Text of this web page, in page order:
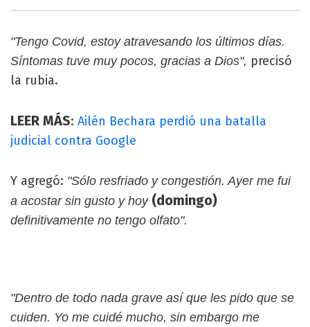
"Tengo Covid, estoy atravesando los últimos días.
Síntomas tuve muy pocos, gracias a Dios", precisó
la rubia.
LEER MÁS: Ailén Bechara perdió una batalla
judicial contra Google
Y agregó: "Sólo resfriado y congestión. Ayer me fui
a acostar sin gusto y hoy (domingo)
definitivamente no tengo olfato".
"Dentro de todo nada grave así que les pido que se
cuiden. Yo me cuidé mucho, sin embargo me